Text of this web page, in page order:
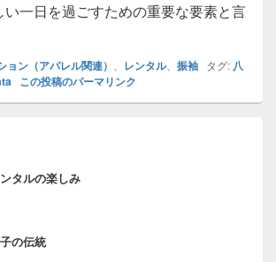
い一日を過ごすための重要な要素と言
ョン（アパレル関連） レンタル、 振袖 タグ: 八
この投稿のパーマリンク
タルの楽しみ
の伝統